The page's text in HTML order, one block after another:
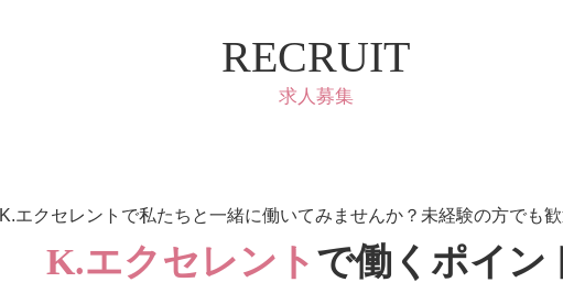
RECRUIT
求人募集
K.エクセレントで私たちと一緒に働いてみませんか？未経験の方でも
K.エクセレント で働くポイン